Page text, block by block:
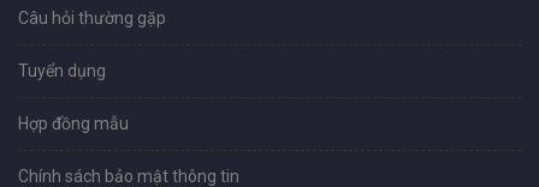
Câu hỏi thường gặp
Tuyển dụng
Hợp đồng mẫu
Chính sách bảo mật thông tin